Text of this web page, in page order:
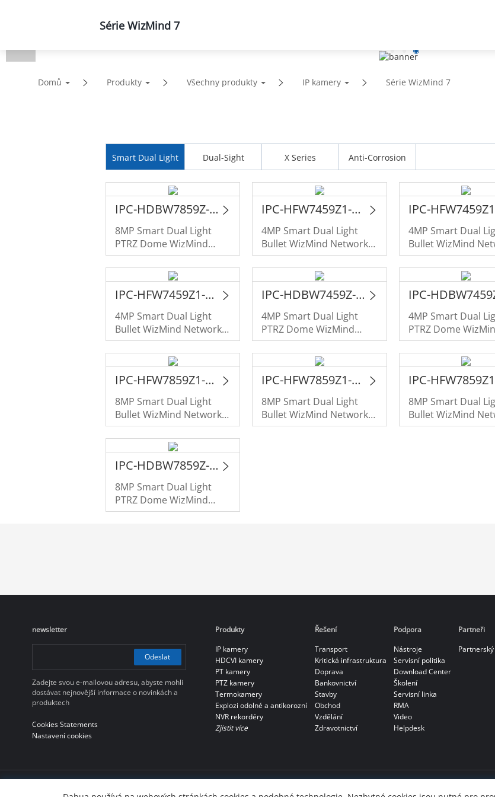
Produkty
Domů Produkty Všechny produkty IP kamery Série WizMind 7
Série WizMind 7
Smart Dual Light Dual-Sight X Series Anti-Corrosion
IPC-HDBW7859Z-Z4-PV-X
8MP Smart Dual Light
PTRZ Dome WizMind
Network Camera
IPC-HFW7459Z1-Z-PV-X
4MP Smart Dual Light
Bullet WizMind Network
Camera
4MP Smart Dual
Bullet WizMind
Camera
IPC-HFW7459Z1-Z4-PV-X
4MP Smart Dual Light
Bullet WizMind Network
Camera
IPC-HDBW7459Z-Z-PV-X
4MP Smart Dual Light
PTRZ Dome WizMind
Network Camera
4MP Smart Dual
PTRZ Dome
Network Camera
IPC-HFW7859Z1-Z-PV-X
8MP Smart Dual Light
Bullet WizMind Network
Camera
IPC-HFW7859Z1-Z4-PV-X
8MP Smart Dual Light
Bullet WizMind Network
Camera
8MP Smart Dual
Bullet WizMind
Camera
IPC-HDBW7859Z-Z-X
8MP Smart Dual Light
PTRZ Dome WizMind
Network Camera
newsletter
Odeslat
Zadejte svou e-mailovou adresu, abyste mohli
dostávat nejnovější informace o novinkách a
produktech
Cookies Statements
Nastavení cookies
Produkty
IP kamery
HDCVI kamery
PT kamery
PTZ kamery
Termokamery
Explozi odolné a antikorozní
NVR rekordéry
Zjistit více
Řešení
Transport
Kritická infrastruktura
Doprava
Bankovnictví
Stavby
Obchod
Vzdělání
Zdravotnictví
Podpora
Nástroje
Servisní politika
Download Center
Školení
Servisní linka
RMA
Video
Helpdesk
Partneři
Dahua Technology Co., Ltd